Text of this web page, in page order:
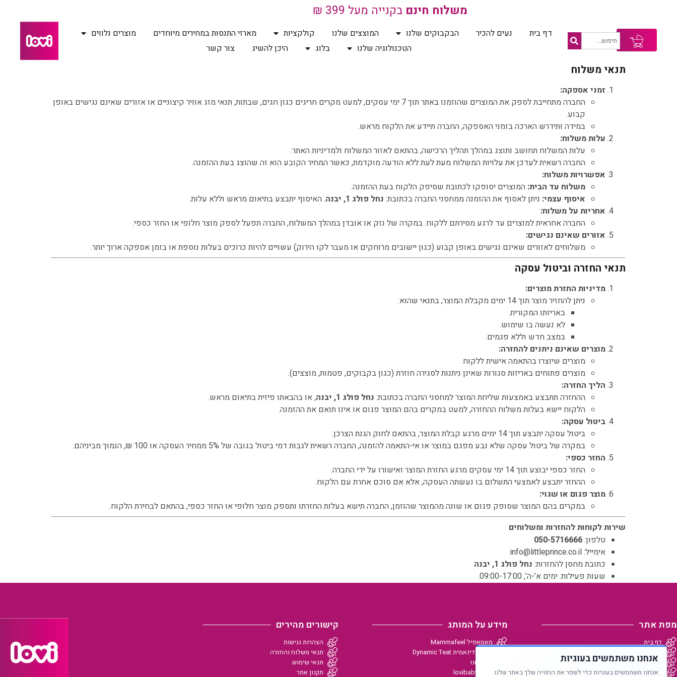
משלוח חינםבקנייה מעל 399 ₪
דף בית נעים להכיר הבקבוקים שלנו המוצצים שלנו קולקציות מארזי התנסות במחירים מיוחדים
מוצרים נלווים
הטכנולוגיה שלנו
בלוג היכן להשיג צור קשר
תנאי משלוח
זמני אספקה:
החברה מתחייבת לספק את המוצרים שהוזמנו באתר תוך 7 ימי עסקים, למעט מקרים חריגים כגון חגים, שבתות, תנאי מזג אוויר קיצוניים או אזורים שאינם נגישים באופן
קבוע.
במידה ותידרש הארכה בזמני האספקה, החברה תיידע את הלקוח מראש.
עלות משלוח:
עלות המשלוח תחושב ותוצג במהלך תהליך הרכישה, בהתאם לאזור המשלוח ולמדיניות האתר.
החברה רשאית לעדכן את עלויות המשלוח מעת לעת ללא הודעה מוקדמת, כאשר המחיר הקובע הוא זה שהוצג בעת ההזמנה.
אפשרויות משלוח:
משלוח עד הבית: המוצרים יסופקו לכתובת שסיפק הלקוח בעת ההזמנה.
איסוף עצמי: ניתן לאסוף את ההזמנה ממחסני החברה בכתובת: נחל פולג 1, יבנה
. האיסוף יתבצע בתיאום מראש וללא עלות.
אחריות על משלוח:
החברה אחראית למוצרים עד לרגע מסירתם ללקוח. במקרה של נזק או אובדן במהלך המשלוח, החברה תפעל לספק מוצר חלופי או החזר כספי.
אזורים שאינם נגישים:
משלוחים לאזורים שאינם נגישים באופן קבוע (כגון יישובים מרוחקים או מעבר לקו הירוק) עשויים להיות כרוכים בעלות נוספת או בזמן אספקה ארוך יותר.
תנאי החזרה וביטול עסקה
מדיניות החזרת מוצרים:
ניתן להחזיר מוצר תוך 14 ימים מקבלת המוצר, בתנאי שהוא:
באריזתו המקורית.
לא נעשה בו שימוש.
במצב חדש וללא פגמים.
מוצרים שאינם ניתנים להחזרה:
מוצרים שיוצרו בהתאמה אישית ללקוח.
מוצרים פתוחים באריזות סגורות שאינן ניתנות לסגירה חוזרת (כגון בקבוקים, פטמות, מוצצים).
הליך החזרה:
ההחזרה תתבצע באמצעות שליחת המוצר למחסני החברה בכתובת: נחל פולג 1, יבנה
, או בהבאתו פיזית בתיאום מראש.
הלקוח יישא בעלות משלוח ההחזרה, למעט במקרים בהם המוצר פגום או אינו תואם את ההזמנה.
ביטול עסקה:
ביטול עסקה יתבצע תוך 14 ימים מרגע קבלת המוצר, בהתאם לחוק הגנת הצרכן.
במקרה של ביטול עסקה שלא נבע מפגם במוצר או אי-התאמה להזמנה, החברה רשאית לגבות דמי ביטול בגובה של 5% ממחיר העסקה או 100 ₪, הנמוך מביניהם.
החזר כספי:
החזר כספי יבוצע תוך 14 ימי עסקים מרגע החזרת המוצר ואישורו על ידי החברה.
ההחזר יתבצע לאמצעי התשלום בו נעשתה העסקה, אלא אם סוכם אחרת עם הלקוח.
מוצר פגום או שגוי:
במקרים בהם המוצר שסופק פגום או שונה מהמוצר שהוזמן, החברה תישא בעלות החזרתו ותספק מוצר חלופי או החזר כספי, בהתאם לבחירת הלקוח.
שירות לקוחות להחזרות ומשלוחים
טלפון:050-5716666
אימייל:info@littleprince.co.il
כתובת מחסן להחזרות: נחל פולג 1, יבנה
שעות פעילות: ימים א’-ה’, 09:00-17:00.
מפת אתר
דף בית
בלוג
צור קשר
מידע על המותג
מאמאפיל Mammafeel
פטמה דינאמית Dynamic Teat
מי אנחנו
lovibaby.com
קישורים מהירים
הצהרות נגישות
תנאי משלוח והחזרה
תנאי שימוש
תקנון אתר
אנחנו משתמשים בעוגיות
אנחנו משתמשים בעוגיות כדי לשפר את החוויה שלך באתר שלנו.